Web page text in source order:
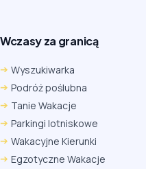
Wczasy za granicą
Wyszukiwarka
Podróż poślubna
Tanie Wakacje
Parkingi lotniskowe
Wakacyjne Kierunki
Egzotyczne Wakacje